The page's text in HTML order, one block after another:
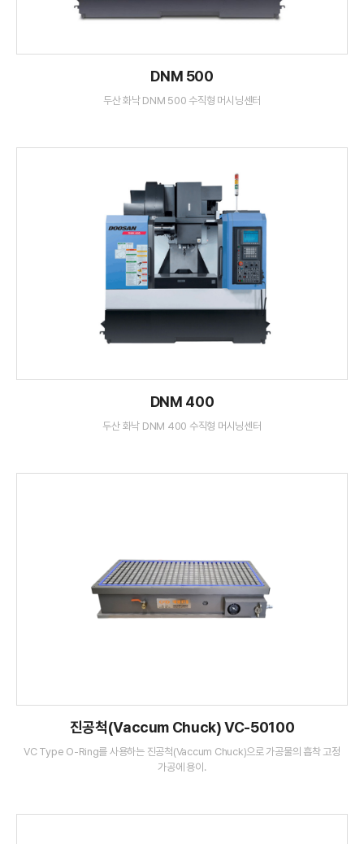
DNM 500
두산 화낙 DNM 500 수직형 머시닝센터
DNM 400
두산 화낙 DNM 400 수직형 머시닝센터
진공척(Vaccum Chuck) VC-50100
VC Type O-Ring를 사용하는 진공척(Vaccum Chuck)으로 가공물의 흡착 고정
가공에 용이.